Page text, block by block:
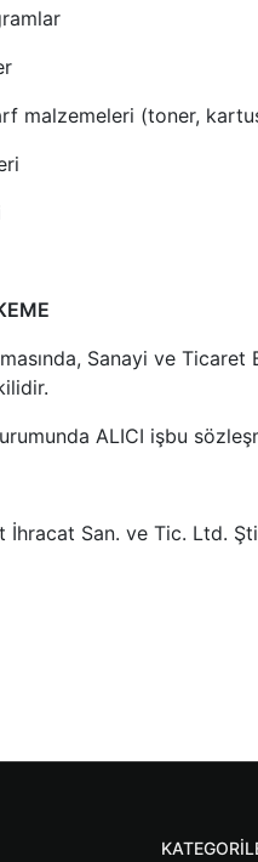
malzemeleri (toner,
Sanayi ve
ALICI işbu
İhracat San. ve Tic. Ltd. Şti